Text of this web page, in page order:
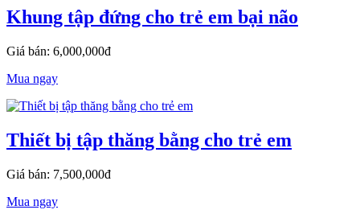
Khung tập đứng cho trẻ em bại não
Giá bán: 6,000,000đ
Mua ngay
Thiết bị tập thăng bằng cho trẻ em
Giá bán: 7,500,000đ
Mua ngay